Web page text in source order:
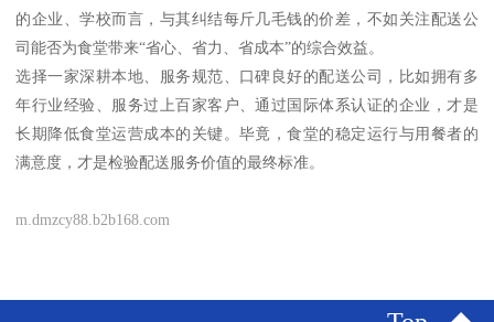
的企业、学校而言，与其纠结每斤几毛钱的价差，不如关注配送公
司能否为食堂带来“省心、省力、省成本”的综合效益。
选择一家深耕本地、服务规范、口碑良好的配送公司，比如拥有多
年行业经验、服务过上百家客户、通过国际体系认证的企业，才是
长期降低食堂运营成本的关键。毕竟，食堂的稳定运行与用餐者的
满意度，才是检验配送服务价值的最终标准。
m.dmzcy88.b2b168.com